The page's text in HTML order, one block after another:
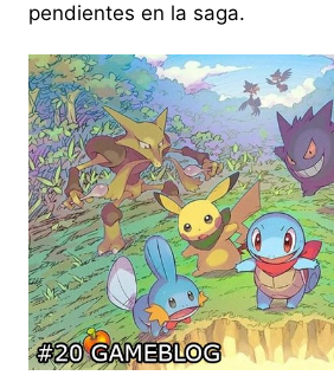
pendientes en la saga.